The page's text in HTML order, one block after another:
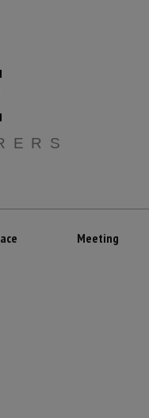
Meeting